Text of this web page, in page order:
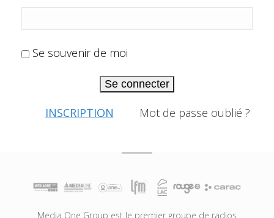
Se souvenir de moi
Se connecter
INSCRIPTION Mot de passe oublié ?
Media One Group est le premier groupe de radios